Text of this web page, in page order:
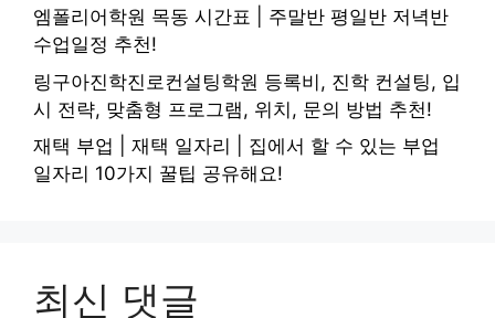
엠폴리어학원 목동 시간표 | 주말반 평일반 저녁반
수업일정 추천!
링구아진학진로컨설팅학원 등록비, 진학 컨설팅, 입
시 전략, 맞춤형 프로그램, 위치, 문의 방법 추천!
재택 부업 | 재택 일자리 | 집에서 할 수 있는 부업
일자리 10가지 꿀팁 공유해요!
최신 댓글